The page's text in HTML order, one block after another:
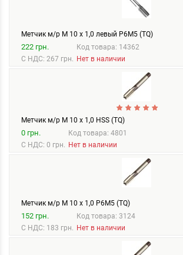
Метчик м/р М 10 х 1,0 левый Р6М5 (TQ)
222 грн.
С НДС: 267 грн.
Код товара: 14362
Нет в наличии
Метчик м/р М 10 х 1,0 HSS (TQ)
0 грн.
С НДС: 0 грн.
Код товара: 4801
Нет в наличии
Метчик м/р М 10 х 1,0 Р6М5 (TQ)
152 грн.
С НДС: 183 грн.
Код товара: 3124
Нет в наличии